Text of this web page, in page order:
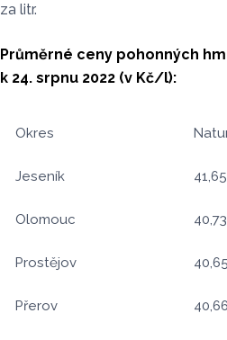
za litr.
Průměrné ceny pohonných
k 24. srpnu 2022 (v Kč/l):
Okres
Jeseník 41,65
Olomouc 40,73
Prostějov 40,65
Přerov 40,66